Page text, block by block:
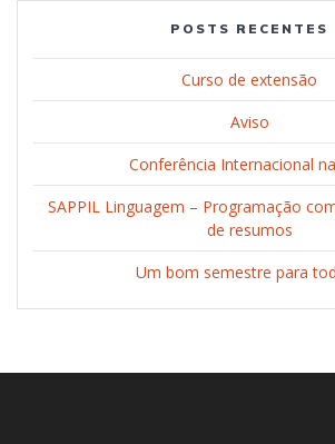
POSTS RECENTES
Curso de extensão
Aviso
Conferência Internacional
SAPPIL Linguagem – Programação
de resumos
Um bom semestre para